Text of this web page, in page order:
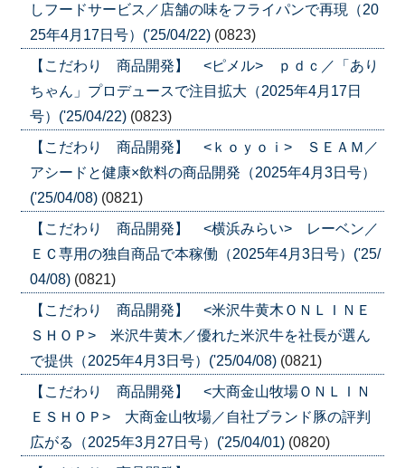
しフードサービス／店舗の味をフライパンで再現（20
25年4月17日号）('25/04/22) (0823)
【こだわり 商品開発】 <ピメル> ｐｄｃ／「あり
ちゃん」プロデュースで注目拡大（2025年4月17日
号）('25/04/22) (0823)
【こだわり 商品開発】 <ｋｏｙｏｉ> ＳＥＡＭ／
アシードと健康×飲料の商品開発（2025年4月3日号）
('25/04/08) (0821)
【こだわり 商品開発】 <横浜みらい> レーベン／
ＥＣ専用の独自商品で本稼働（2025年4月3日号）('25/
04/08) (0821)
【こだわり 商品開発】 <米沢牛黄木ＯＮＬＩＮＥ
ＳＨＯＰ> 米沢牛黄木／優れた米沢牛を社長が選ん
で提供（2025年4月3日号）('25/04/08) (0821)
【こだわり 商品開発】 <大商金山牧場ＯＮＬＩＮ
ＥＳＨＯＰ> 大商金山牧場／自社ブランド豚の評判
広がる（2025年3月27日号）('25/04/01) (0820)